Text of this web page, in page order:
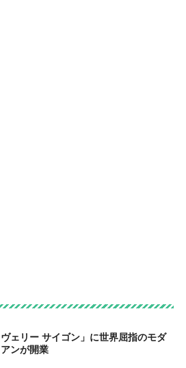
ヴェリー サイゴン」に世界屈指のモダ
ンが開業